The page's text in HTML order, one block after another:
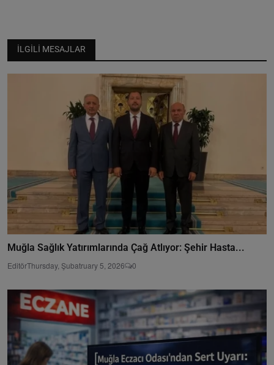
İLGILI MESAJLAR
Muğla Sağlık Yatırımlarında Çağ Atlıyor: Şehir Hasta...
EditörThursday, Şubatruary 5, 2026 0